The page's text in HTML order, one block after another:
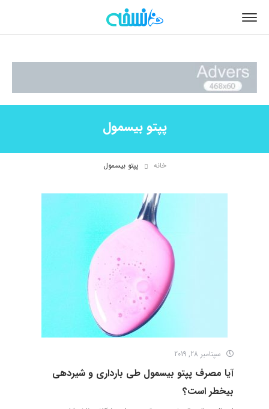
پپتو بیسمول
خانه پپتو بیسمول
سپتامبر 28, 2019
آیا مصرف پپتو بیسمول طی بارداری و شیردهی
بیخطر است؟